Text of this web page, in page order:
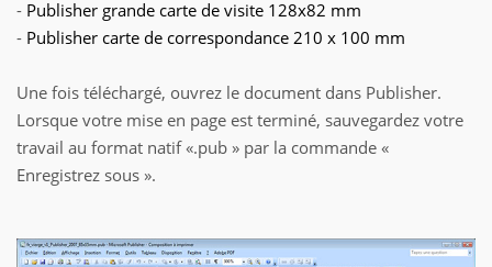
- Publisher grande carte de visite 128x82 mm
- Publisher carte de correspondance 210 x 100 mm
Une fois téléchargé, ouvrez le document dans Publisher.
Lorsque votre mise en page est terminé, sauvegardez votre
travail au format natif «.pub » par la commande «
Enregistrez sous ».